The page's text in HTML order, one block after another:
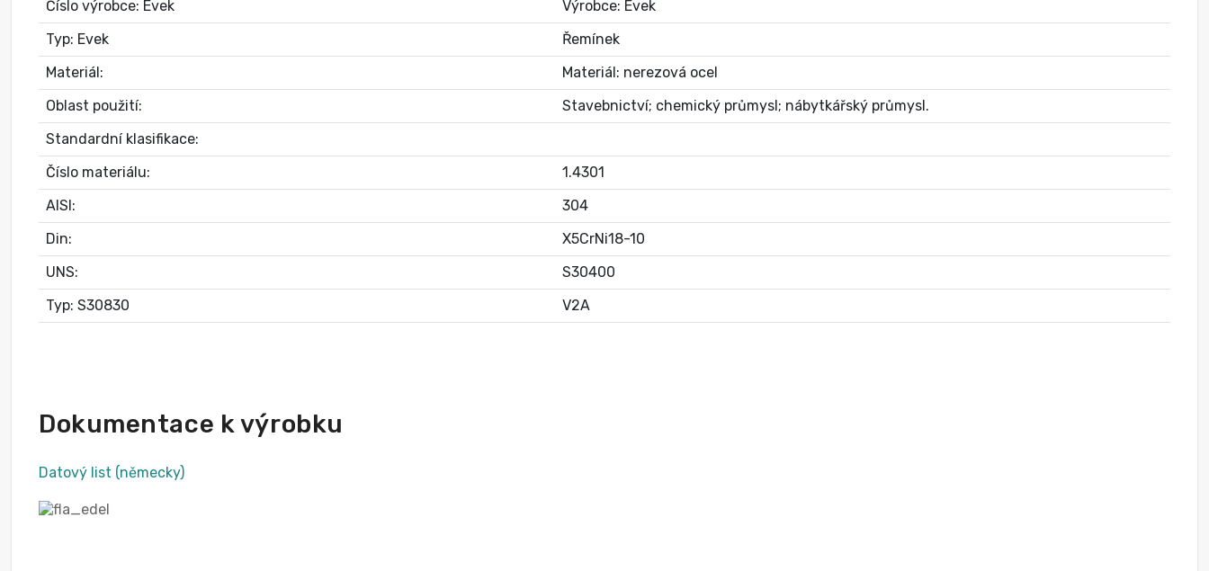
Číslo výrobce: Evek
Výrobce: Evek
Typ: Evek
Řemínek
Materiál:
Materiál: nerezová ocel
Oblast použití:
Stavebnictví; chemický průmysl; nábytkářský průmysl.
Standardní klasifikace:
Číslo materiálu:
1.4301
AISI:
304
Din:
X5CrNi18-10
UNS:
S30400
Typ: S30830
V2A
Dokumentace k výrobku
Datový list (německy)